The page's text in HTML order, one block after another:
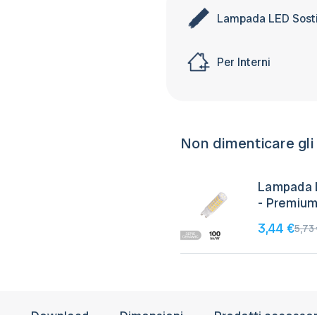
Parete
provvederemo a fatturare
acquistati entro 30 giorni
Lampada LED
Per Interni
Non dimenticare
Lampada
- Premium
3,44 €5,73